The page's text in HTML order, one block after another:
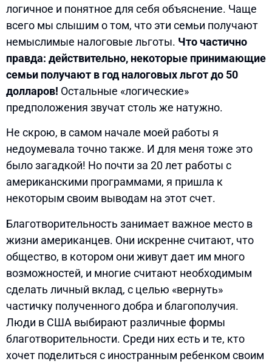
логичное и понятное для себя объяснение. Чаще
всего мы слышим о том, что эти семьи получают
немыслимые налоговые льготы. Что частично
правда: действительно, некоторые принимающие
семьи получают в год налоговых льгот до 50
долларов! Остальные «логические»
предположения звучат столь же натужно.
Не скрою, в самом начале моей работы я
недоумевала точно также. И для меня тоже это
было загадкой! Но почти за 20 лет работы с
американскими программами, я пришла к
некоторым своим выводам на этот счет.
Благотворительность занимает важное место в
жизни американцев. Они искренне считают, что
общество, в котором они живут дает им много
возможностей, и многие считают необходимым
сделать личный вклад, с целью «вернуть»
частичку полученного добра и благополучия.
Люди в США выбирают различные формы
благотворительности. Среди них есть и те, кто
хочет поделиться с иностранным ребенком своим